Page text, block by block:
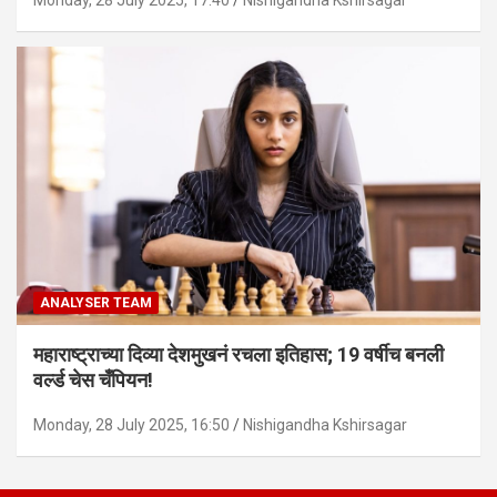
ANALYSER TEAM
महाराष्ट्राच्या दिव्या देशमुखनं रचला इतिहास; 19 वर्षीच बनली
वर्ल्ड चेस चँपियन!
Monday, 28 July 2025, 16:50 Nishigandha Kshirsagar